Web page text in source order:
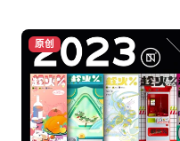
原创